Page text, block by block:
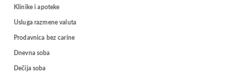
Klinike i apoteke
Usluga razmene valuta
Prodavnica bez carine
Dnevna soba
Dečija soba